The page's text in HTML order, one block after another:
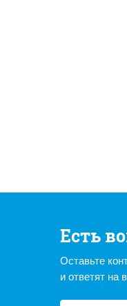
Есть
Оставьте
и ответят на